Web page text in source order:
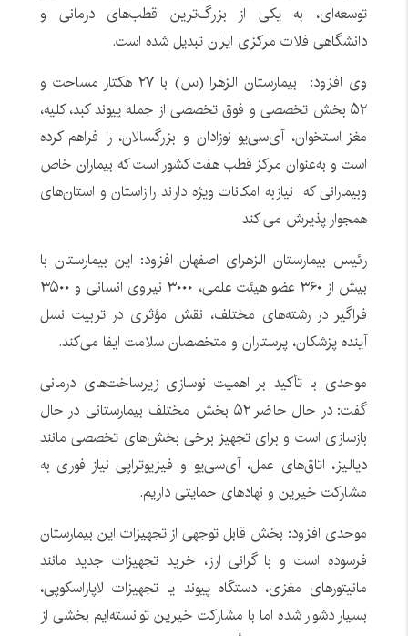
توسعه‌ای، به یکی از بزرگ‌ترین قطب‌های درمانی و
دانشگاهی فلات مرکزی ایران تبدیل شده است.
وی افزود: بیمارستان الزهرا (س) با ۲۷ هکتار مساحت و
۵۲ بخش تخصصی و فوق‌ تخصصی از جمله پیوند کبد، کلیه،
مغز استخوان، آی‌سی‌یو نوزادان و بزرگسالان، را فراهم کرده
است و به‌عنوان مرکز قطب هفت کشور است که بیماران خاص
وبیمارانی که نیازبه امکانات ویژه دارند راازاستان و استان‌های
همجوار پذیرش می کند
رئیس بیمارستان الزهرای اصفهان افزود: این بیمارستان با
بیش از ۳۶۰ عضو هیئت علمی، ۳۰۰۰ نیروی انسانی و ۳۵۰۰
فراگیر در رشته‌های مختلف، نقش مؤثری در تربیت نسل
آینده پزشکان، پرستاران و متخصصان سلامت ایفا می‌کند.
موحدی با تأکید بر اهمیت نوسازی زیرساخت‌های درمانی
گفت: در حال حاضر ۵۲ بخش مختلف بیمارستانی در حال
بازسازی است و برای تجهیز برخی بخش‌های تخصصی مانند
دیالیز، اتاق‌های عمل، آی‌سی‌یو و فیزیوتراپی نیاز فوری به
مشارکت خیرین و نهادهای حمایتی داریم.
موحدی افزود: بخش قابل توجهی از تجهیزات این بیمارستان
فرسوده است و با گرانی ارز، خرید تجهیزات جدید مانند
مانیتورهای مغزی، دستگاه پیوند یا تجهیزات لاپاراسکوپی،
بسیار دشوار شده اما با مشارکت خیرین توانسته‌ایم بخشی از